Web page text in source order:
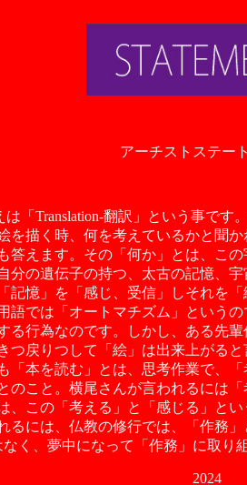
アーチストステー
「Translation-翻訳」という事で
を描く時、何を考えているかと聞
答えます。その「何か」とは、こ
分の遺伝子の持つ、太古の記憶、
記憶」を「感じ、受信」しそれを
語では「オートマチズム」という
る行為なのです。しかし、ある先
つ戻りつして「絵」は出来上がる
「本を読む」とは、思考作業で、
のこと。横尾さんが言われるには
、この「考える」と「感じる」と
るには、仏教の修行では、「作務
く、夢中になって「作務」に取り
2024